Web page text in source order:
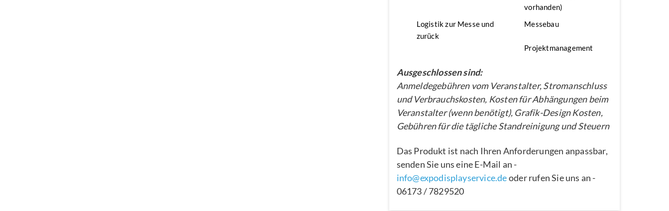
vorhanden)
Logistik zur Messe und
zurück
Messebau
Projektmanagement
Ausgeschlossen sind:
Anmeldegebühren vom Veranstalter, Stromanschluss
und Verbrauchskosten, Kosten für Abhängungen beim
Veranstalter (wenn benötigt), Grafik-Design Kosten,
Gebühren für die tägliche Standreinigung und Steuern
Das Produkt ist nach Ihren Anforderungen anpassbar,
senden Sie uns eine E-Mail an -
info@expodisplayservice.deoder rufen Sie uns an -
06173 / 7829520